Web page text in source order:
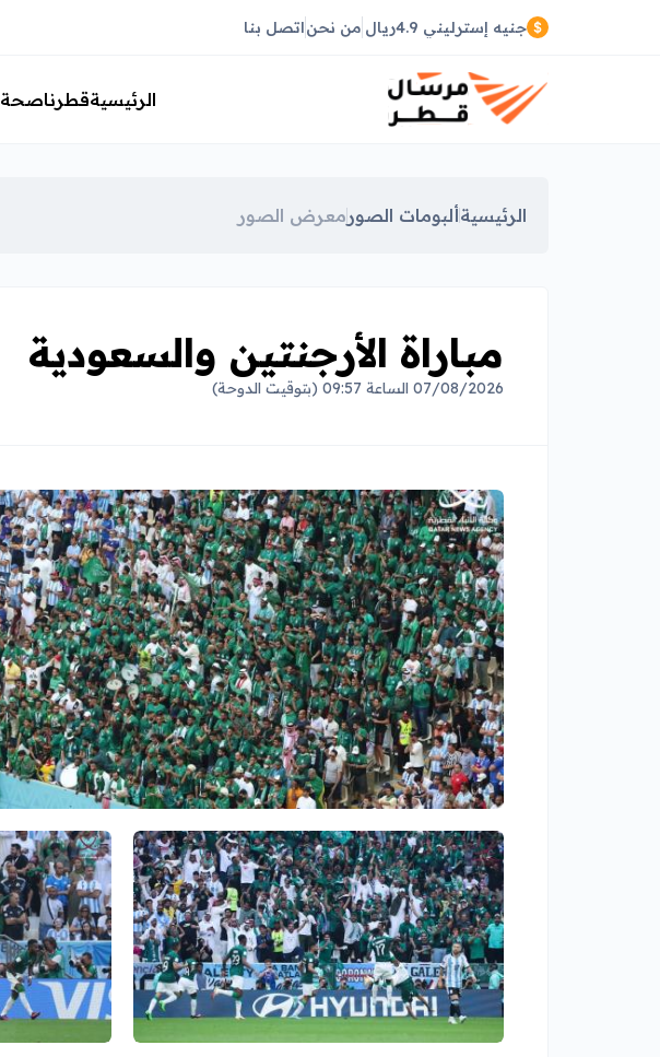
جنيه إسترليني 4.9ريال من نحناتصل بنا
الرئيسيةقطرناصحة
الرئيسيةألبومات الصور معرض الصور
مباراة الأرجنتين والسعودية
07/08/2026 الساعة 09:57 (بتوقيت الدوحة)